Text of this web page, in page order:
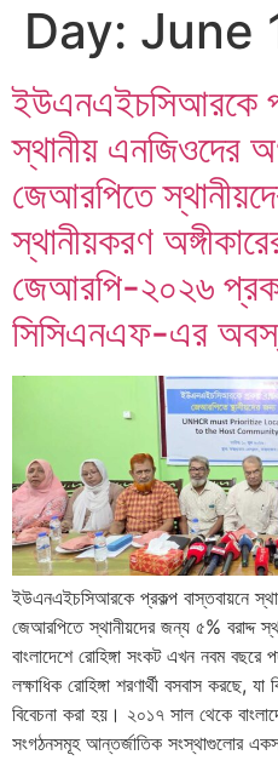
Day: June
ইউএনএইচসিআরকে
স্থানীয় এনজিওদের
জেআরপিতে
স্থানীয়করণ
জেআরপি-২০২৬
সিসিএনএফ-এর
ইউএনএইচসিআরকে প্রকল্প বাস্তবায়নে
জেআরপিতে স্থানীয়দের জন্য ৫% বরাদ্দ
বাংলাদেশে রোহিঙ্গা সংকট এখন নবম বছরে
লক্ষাধিক রোহিঙ্গা শরণার্থী বসবাস করছে,
বিবেচনা করা হয়। ২০১৭ সাল থেকে
সংগঠনসমূহ আন্তর্জাতিক সংস্থাগুলোর